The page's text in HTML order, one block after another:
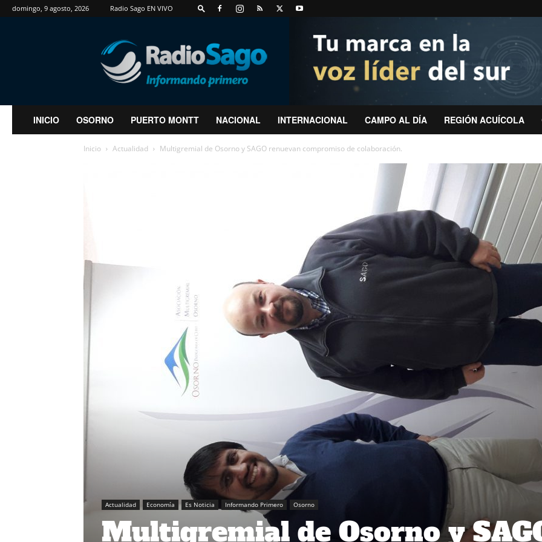
domingo, 9 agosto, 2026 Radio Sago EN VIVO
RadioSago
INICIO OSORNO PUERTO MONTT NACIONAL INTERNACIONAL CAMPO AL DÍA REGIÓN ACUÍCOLA
Inicio Actualidad Multigremial de Osorno y SAGO renuevan compromiso de colaboración.
Actualidad Economía Es Noticia Informando Primero Osorno
Multigremial de Osorno y